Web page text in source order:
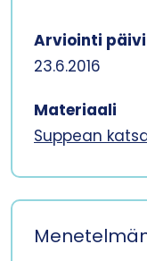
Arviointi
23.6.2016
Materiaali
Suppean